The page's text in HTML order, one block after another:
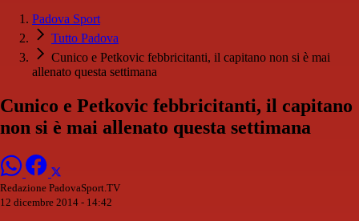
Padova Sport
Tutto Padova
Cunico e Petkovic febbricitanti, il capitano non si è mai
allenato questa settimana
Cunico e Petkovic febbricitanti, il capitano
non si è mai allenato questa settimana
Redazione PadovaSport.TV
12 dicembre 2014 - 14:42